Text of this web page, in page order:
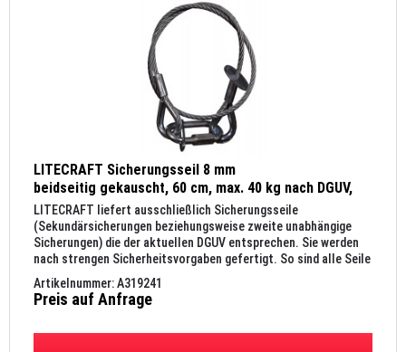
LITECRAFT Sicherungsseil 8 mm
beidseitig gekauscht, 60 cm, max. 40 kg nach DGUV,
Kettenglied 10 mm, silber
LITECRAFT liefert ausschließlich Sicherungsseile
(Sekundärsicherungen beziehungsweise zweite unabhängige
Sicherungen) die der aktuellen DGUV entsprechen. Sie werden
nach strengen Sicherheitsvorgaben gefertigt. So sind alle Seile
nach DIN...
Artikelnummer: A319241
Preis auf Anfrage